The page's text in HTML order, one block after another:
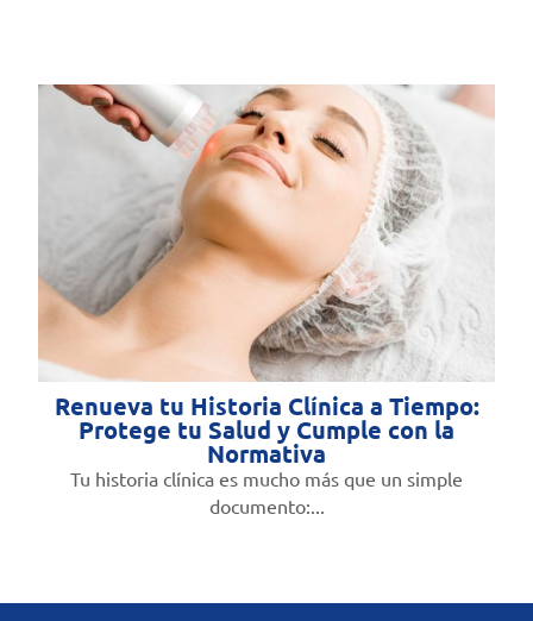
Renueva tu Historia Clínica a Tiempo:
Protege tu Salud y Cumple con la
Normativa
Tu historia clínica es mucho más que un simple
documento:...